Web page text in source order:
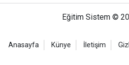
Eğitim Sistem ©
Anasayfa Künye İletişim